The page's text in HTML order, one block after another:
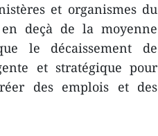
et organismes du
deçà de la moyenne
le décaissement de
et stratégique pour
des emplois et des